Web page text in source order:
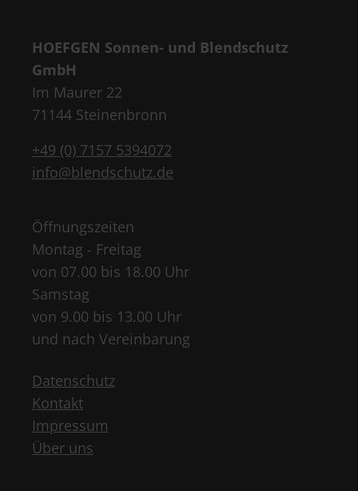
HOEFGEN Sonnen- und Blendschutz
GmbH
Im Maurer 22
71144 Steinenbronn
+49 (0) 7157 5394072
info@blendschutz.de
Öffnungszeiten
Montag - Freitag
von 07.00 bis 18.00 Uhr
Samstag
von 9.00 bis 13.00 Uhr
und nach Vereinbarung
Datenschutz
Kontakt
Impressum
Über uns